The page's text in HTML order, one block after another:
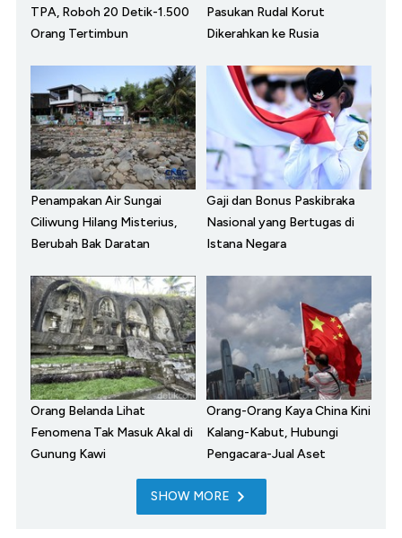
TPA, Roboh 20 Detik-1.500
Orang Tertimbun
Pasukan Rudal Korut
Dikerahkan ke Rusia
Penampakan Air Sungai
Ciliwung Hilang Misterius,
Berubah Bak Daratan
Gaji dan Bonus Paskibraka
Nasional yang Bertugas di
Istana Negara
Orang Belanda Lihat
Fenomena Tak Masuk Akal di
Gunung Kawi
Orang-Orang Kaya China Kini
Kalang-Kabut, Hubungi
Pengacara-Jual Aset
SHOW MORE